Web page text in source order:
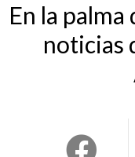
En la palma
noticias